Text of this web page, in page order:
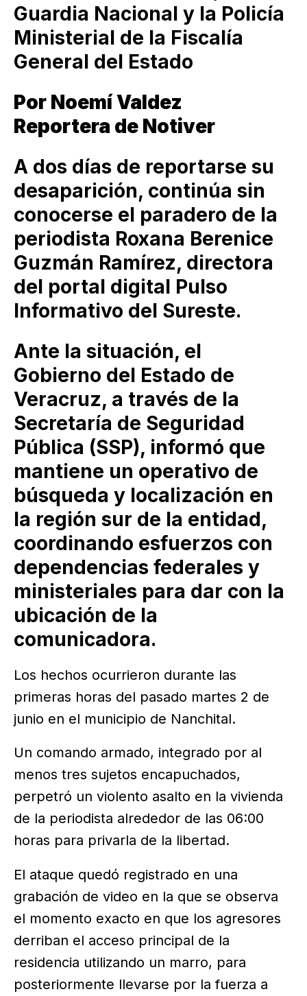
Guardia Nacional y la Policía
Ministerial de la Fiscalía
General del Estado
Por Noemí Valdez
Reportera de Notiver
A dos días de reportarse su
desaparición, continúa sin
conocerse el paradero de la
periodista Roxana Berenice
Guzmán Ramírez, directora
del portal digital Pulso
Informativo del Sureste.
Ante la situación, el
Gobierno del Estado de
Veracruz, a través de la
Secretaría de Seguridad
Pública (SSP), informó que
mantiene un operativo de
búsqueda y localización en
la región sur de la entidad,
coordinando esfuerzos con
dependencias federales y
ministeriales para dar con la
ubicación de la
comunicadora.
Los hechos ocurrieron durante las
primeras horas del pasado martes 2 de
junio en el municipio de Nanchital.
Un comando armado, integrado por al
menos tres sujetos encapuchados,
perpetró un violento asalto en la vivienda
de la periodista alrededor de las 06:00
horas para privarla de la libertad.
El ataque quedó registrado en una
grabación de video en la que se observa
el momento exacto en que los agresores
derriban el acceso principal de la
residencia utilizando un marro, para
posteriormente llevarse por la fuerza a